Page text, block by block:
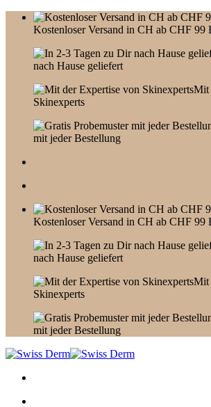
Skip
Kostenloser Versand in CH ab CHF 99
nach Hause geliefert
Mit
Skinexperts
mit jeder Bestellung
Kostenloser Versand in CH ab CHF 99
nach Hause geliefert
Mit
Skinexperts
mit jeder Bestellung